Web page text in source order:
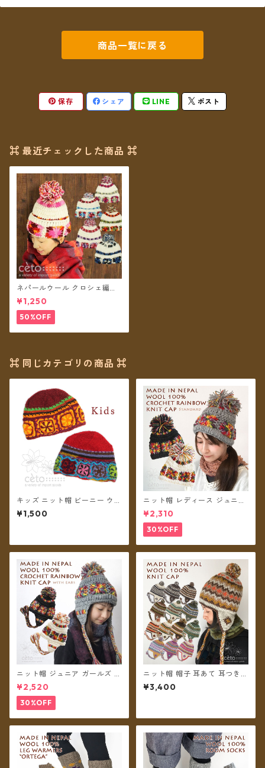
商品一覧に戻る
保存 シェア LINE ポスト
⌘ 最近チェックした商品 ⌘
ネパールウール クロシェ編み
のボンボン帽子
¥1,250
50%OFF
⌘ 同じカテゴリの商品 ⌘
キッズ ニット帽 ビーニー ウー
ル フリース裏地付き クロッシ
ェ【メール便送料無料】
¥1,500
ニット帽 レディース ジュニア
ガールズ クロシェットレイン
ボー ボンボン ネパール ウール
100% フリース裏地付き 帽子
【メール便送料無料】
¥2,310
30%OFF
ニット帽 ジュニア ガールズ キ
ッズ レディースS クロシェッ
トレインボー ボンボン ネパー
ル ウール100% 耳あて 耳つき
フリース裏地付き 帽子 【メー
ル便送料無料】
¥2,520
30%OFF
ニット帽 帽子 耳あて 耳つき
ボンボン ネパールウール フリ
ース裏地付き レディース ユニ
¥3,400